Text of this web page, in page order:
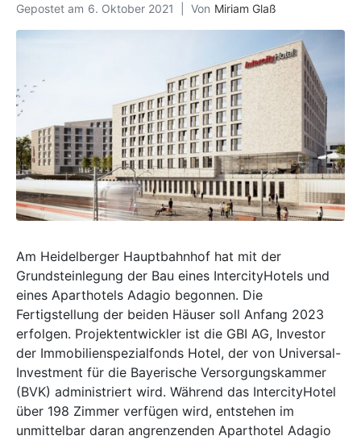
Gepostet am 6. Oktober 2021 Von Miriam Glaß
Am Heidelberger Hauptbahnhof hat mit der
Grundsteinlegung der Bau eines IntercityHotels und
eines Aparthotels Adagio begonnen. Die
Fertigstellung der beiden Häuser soll Anfang 2023
erfolgen. Projektentwickler ist die GBI AG, Investor
der Immobilienspezialfonds Hotel, der von Universal-
Investment für die Bayerische Versorgungskammer
(BVK) administriert wird. Während das IntercityHotel
über 198 Zimmer verfügen wird, entstehen im
unmittelbar daran angrenzenden Aparthotel Adagio